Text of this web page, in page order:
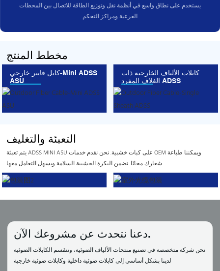
يستخدم على نطاق واسع في أنظمة نقل وتوزيع الطاقة للاتصال بين المحطات
الفرعية ومراكز التحكم
مخطط المنتج
كابل فايبر خارجي-Mini ADSS
ASU
كابلات الألياف الخارجية ذات
الغلاف المفرد ADSS
التعبئة والتغليف
يتم تعبئة ADSS MINI ASU على كبات خشبية. نحن نقدم خدمات OEM ويمكننا طباعة
شعارك مجانًا. تضمن البكرة الخشبية السلامة ويسهل التعامل معها.
دعنا نتحدث عن مشروعك الآن.
نحن شركة متخصصة في تصنيع منتجات الألياف الضوئية، وتنقسم الكابلات الضوئية